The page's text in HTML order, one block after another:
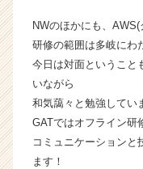
企
業
か
カ
ウ
ト
NWのほかにも、AWS(
研修の範囲は多岐にわ
今日は対面ということ
いながら
和気藹々と勉強してい
GATではオフライン研
コミュニケーションと
ます！